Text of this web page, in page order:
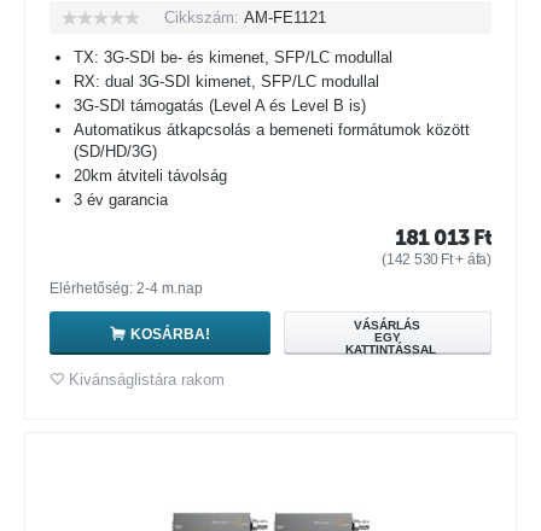
Cikkszám: AM-FE1121
TX: 3G-SDI be- és kimenet, SFP/LC modullal
RX: dual 3G-SDI kimenet, SFP/LC modullal
3G-SDI támogatás (Level A és Level B is)
Automatikus átkapcsolás a bemeneti formátumok között
(SD/HD/3G)
20km átviteli távolság
3 év garancia
181 013 Ft
(142 530 Ft+ áfa)
Elérhetőség: 2-4 m.nap
KOSÁRBA!
VÁSÁRLÁS
EGY
KATTINTÁSSAL
Kivánságlistára rakom